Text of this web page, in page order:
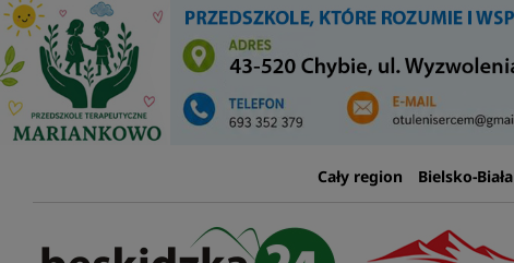
Przejdź
do
treści
Cały region Bielsko-Biała